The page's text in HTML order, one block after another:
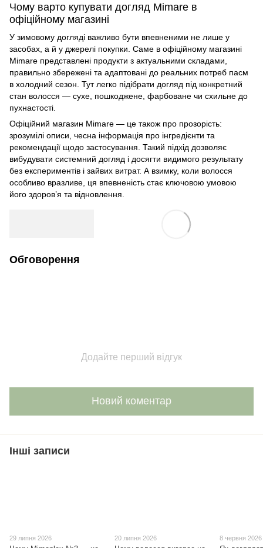
Чому варто купувати догляд Mimare в
офіційному магазині
У зимовому догляді важливо бути впевненими не лише у
засобах, а й у джерелі покупки. Саме в офіційному магазині
Mimare представлені продукти з актуальними складами,
правильно збережені та адаптовані до реальних потреб пасм
в холодний сезон. Тут легко підібрати догляд під конкретний
стан волосся — сухе, пошкоджене, фарбоване чи схильне до
пухнастості.
Офіційний магазин Mimare — це також про прозорість:
зрозумілі описи, чесна інформація про інгредієнти та
рекомендації щодо застосування. Такий підхід дозволяє
вибудувати системний догляд і досягти видимого результату
без експериментів і зайвих витрат. А взимку, коли волосся
особливо вразливе, ця впевненість стає ключовою умовою
його здоров’я та відновлення.
Обговорення
Додайте перший відгук
Новий коментар
Інші записи
29 липня 2026 20 липня 2026 8 червня 2026